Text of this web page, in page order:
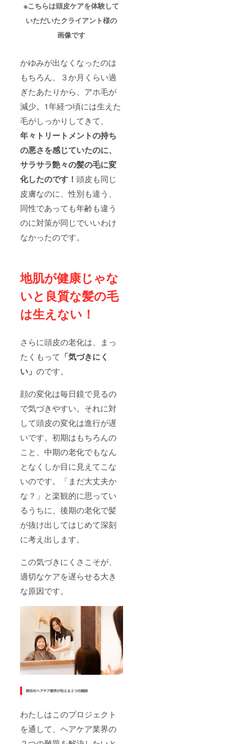
※こちらは頭皮ケアを体験して
いただいたクライアント様の
画像です
かゆみが出なくなったのは
もちろん、３か月くらい過
ぎたあたりから、アホ毛が
減少。1年経つ頃には生えた
毛がしっかりしてきて、
年々トリートメントの持ち
の悪さを感じていたのに、
サラサラ艶々の髪の毛に変
化したのです！ 頭皮も同じ
皮膚なのに、性別も違う、
同性であっても年齢も違う
のに対策が同じでいいわけ
なかったのです。
地肌が健康じゃな
いと良質な髪の毛
は生えない！
さらに頭皮の老化は、まっ
たくもって 「気づきにく
い」 のです。
顔の変化は毎日鏡で見るの
で気づきやすい。それに対
して頭皮の変化は進行が遅
いです。初期はもちろんの
こと、中期の老化でもなん
となくしか目に見えてこな
いのです。「まだ大丈夫か
な？」と楽観的に思ってい
るうちに、後期の老化で髪
が抜け出してはじめて深刻
に考え出します。
この気づきにくさこそが、
適切なケアを遅らせる大き
な原因です。
わたしはこのプロジェクト
を通して、ヘアケア業界の